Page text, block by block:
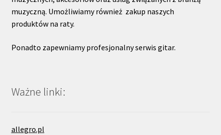
muzyczną. Umożliwiamy również zakup naszych
produktów na raty.
Ponadto zapewniamy profesjonalny serwis gitar.
Ważne linki:
allegro.pl